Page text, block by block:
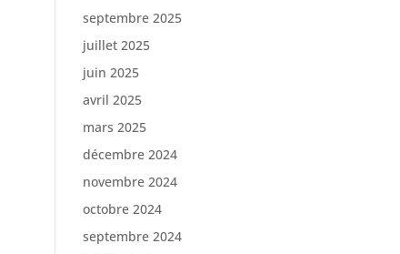
septembre 2025
juillet 2025
juin 2025
avril 2025
mars 2025
décembre 2024
novembre 2024
octobre 2024
septembre 2024